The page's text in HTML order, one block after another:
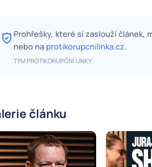
Prohřešky, které si zaslouží článek,
nebo na protikorupcnilinka.cz.
TÝM PROTIKORUPČNÍ LINKY
článku